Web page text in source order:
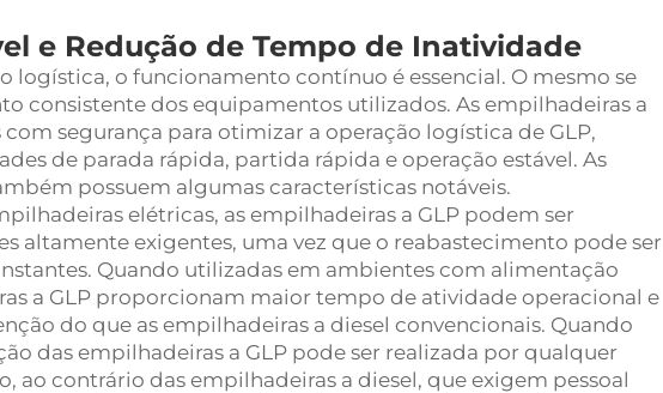
e Redução de Tempo de Inatividade
logística, o funcionamento contínuo é essencial. O mesmo se
consistente dos equipamentos utilizados. As empilhadeiras a
com segurança para otimizar a operação logística de GLP,
de parada rápida, partida rápida e operação estável. As
possuem algumas características notáveis.
elétricas, as empilhadeiras a GLP podem ser
altamente exigentes, uma vez que o reabastecimento pode ser
Quando utilizadas em ambientes com alimentação
a GLP proporcionam maior tempo de atividade operacional e
do que as empilhadeiras a diesel convencionais. Quando
das empilhadeiras a GLP pode ser realizada por qualquer
ao contrário das empilhadeiras a diesel, que exigem pessoal